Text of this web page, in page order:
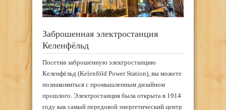
Заброшенная электростанция
Келенфёльд
Посетив заброшенную электростанцию
Келенфёльд (Kelenföld Power Station), вы можете
познакомиться с промышленным дизайном
прошлого. Электростанция была открыта в 1914
году как самый передовой энергетический центр